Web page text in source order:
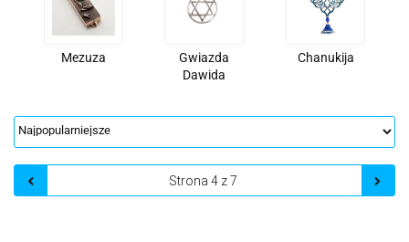
Mezuza
Gwiazda
Dawida
Chanukija